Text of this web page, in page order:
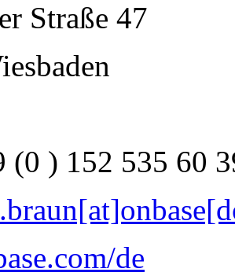
Straße 47
(0 ) 152 535 60
de